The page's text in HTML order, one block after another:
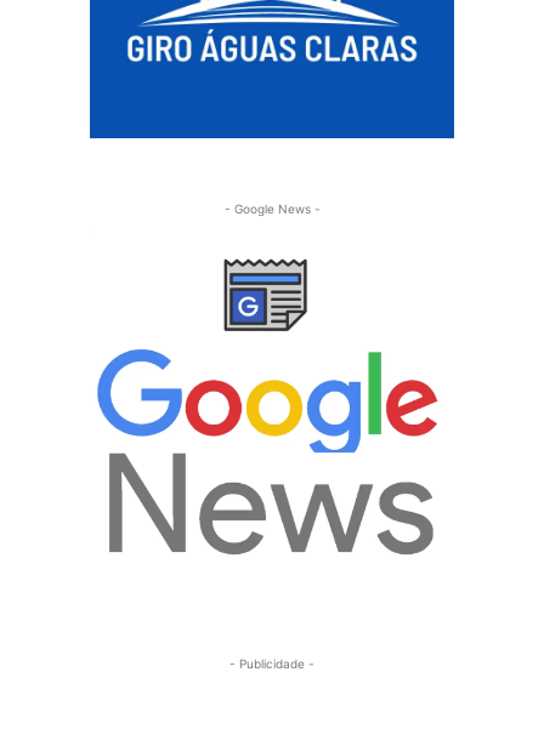
- Google News -
- Publicidade -